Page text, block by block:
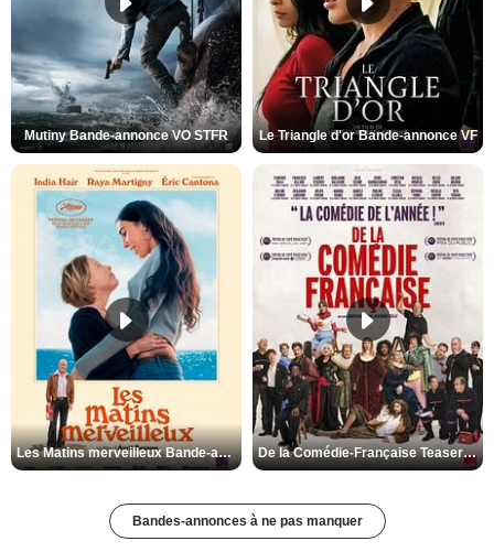
Mutiny Bande-annonce VO STFR Le Triangle d'or Bande-annonce VF
Les Matins merveilleux Bande-annonce VF De la Comédie-Française Teaser VF
Bandes-annonces à ne pas manquer